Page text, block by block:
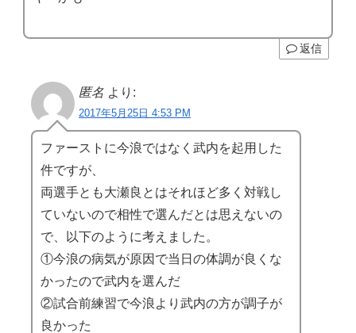
返信
匿名 より:
2017年5月25日 4:53 PM
ファーストに今浪ではなく武内を起用した
件ですが、
両選手とも大瀬良とはそれほど多く対戦し
ていないので相性で選んだとは思えないの
で、以下のように考えました。
①今浪の病気が原因で当日の体調が良くな
かったので武内を選んだ
②試合前練習で今浪より武内の方が調子が
良かった